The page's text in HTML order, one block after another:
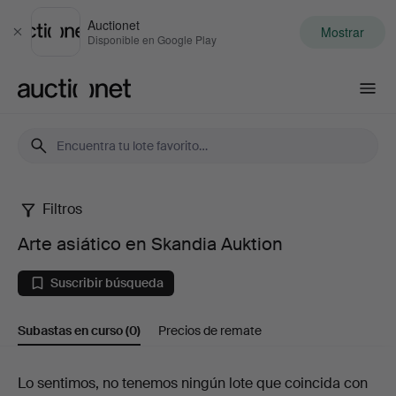
Cerrar
Auctionet
Disponible en Google Play Mostrar
Arte
asiático
en
Skandia
Filtros
Arte asiático en Skandia Auktion
Suscribir búsqueda
Subastas en curso(0) Precios de remate
Subastas
Lo sentimos, no tenemos ningún lote que coincida con